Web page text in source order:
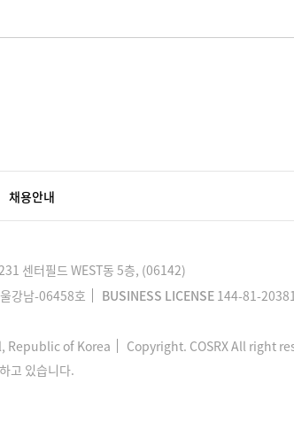
채용안내
센터필드 WEST동 5층, (06142)
강남-06458호 BUSINESS LICENSE 144-81-20381
Republic of Korea
Copyright. COSRX All right
고 있습니다.